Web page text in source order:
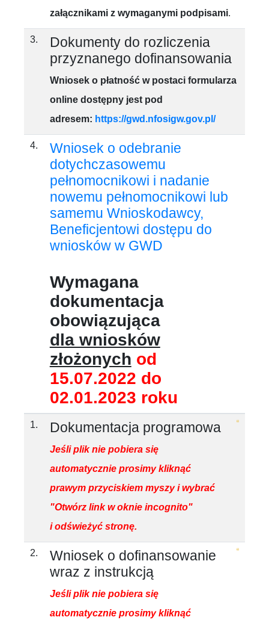
załącznikami z wymaganymi podpisami.
3.
Dokumenty do rozliczenia
przyznanego dofinansowania
Wniosek o płatność w postaciformularza
online dostępny jest pod
adresem: https://gwd.nfosigw.gov.pl/
4.
Wniosek o odebranie
dotychczasowemu
pełnomocnikowi i nadanie
nowemu pełnomocnikowi lub
samemu Wnioskodawcy,
Beneficjentowi dostępu do
wniosków w GWD
Wymagana
dokumentacja
obowiązująca
dla wniosków
złożonych od
15.07.2022 do
02.01.2023 roku
1. Dokumentacja programowa
Jeśli plik nie pobiera się
automatycznie prosimy kliknąć
prawym przyciskiem myszy i wybrać
"Otwórz link w oknie incognito"
i odświeżyć stronę.
2.
Wniosek o dofinansowanie
wraz z instrukcją
Jeśli plik nie pobiera się
automatycznie prosimy kliknąć